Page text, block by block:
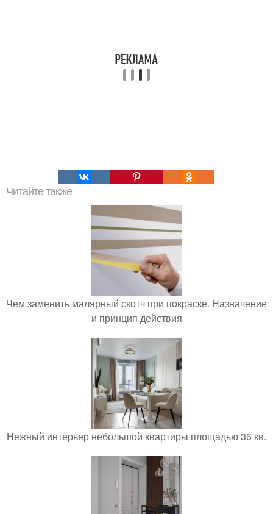
Читайте также
Чем заменить малярный скотч при покраске. Назначение
и принцип действия
Нежный интерьер небольшой квартиры площадью 36 кв.